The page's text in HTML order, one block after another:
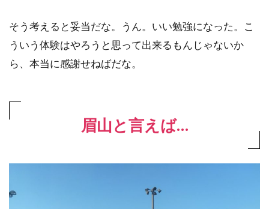
そう考えると妥当だな。うん。いい勉強になった。こ
ういう体験はやろうと思って出来るもんじゃないか
ら、本当に感謝せねばだな。
眉山と言えば…